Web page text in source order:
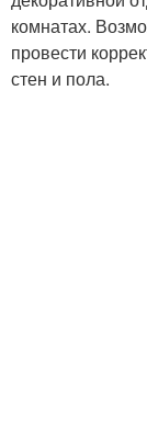
комнатах.
провести
стен и пола.